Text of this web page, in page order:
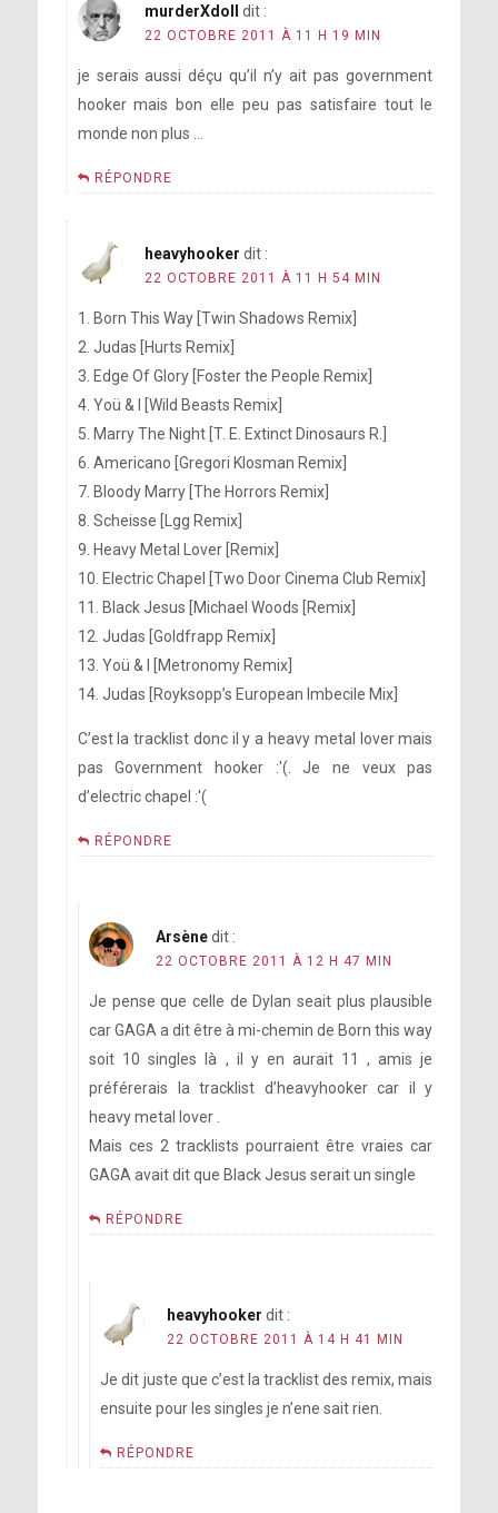
murderXdoll dit :
22 OCTOBRE 2011 À 11 H 19 MIN
je serais aussi déçu qu’il n’y ait pas government
hooker mais bon elle peu pas satisfaire tout le
monde non plus …
RÉPONDRE
heavyhooker dit :
22 OCTOBRE 2011 À 11 H 54 MIN
1. Born This Way [Twin Shadows Remix]
2. Judas [Hurts Remix]
3. Edge Of Glory [Foster the People Remix]
4. Yoü & I [Wild Beasts Remix]
5. Marry The Night [T. E. Extinct Dinosaurs R.]
6. Americano [Gregori Klosman Remix]
7. Bloody Marry [The Horrors Remix]
8. Scheisse [Lgg Remix]
9. Heavy Metal Lover [Remix]
10. Electric Chapel [Two Door Cinema Club Remix]
11. Black Jesus [Michael Woods [Remix]
12. Judas [Goldfrapp Remix]
13. Yoü & I [Metronomy Remix]
14. Judas [Royksopp’s European Imbecile Mix]
C’est la tracklist donc il y a heavy metal lover mais
pas Government hooker :'(. Je ne veux pas
d’electric chapel :'(
RÉPONDRE
Arsènedit :
22 OCTOBRE 2011 À 12 H 47 MIN
Je pense que celle de Dylan seait plus plausible
car GAGA a dit être à mi-chemin de Born this way
soit 10 singles là , il y en aurait 11 , amis je
préférerais la tracklist d’heavyhooker car il y
heavy metal lover .
Mais ces 2 tracklists pourraient être vraies car
GAGA avait dit que Black Jesus serait un single
RÉPONDRE
heavyhooker dit :
22 OCTOBRE 2011 À 14 H 41 MIN
Je dit juste que c’est la tracklist des remix, mais
ensuite pour les singles je n’ene sait rien.
RÉPONDRE